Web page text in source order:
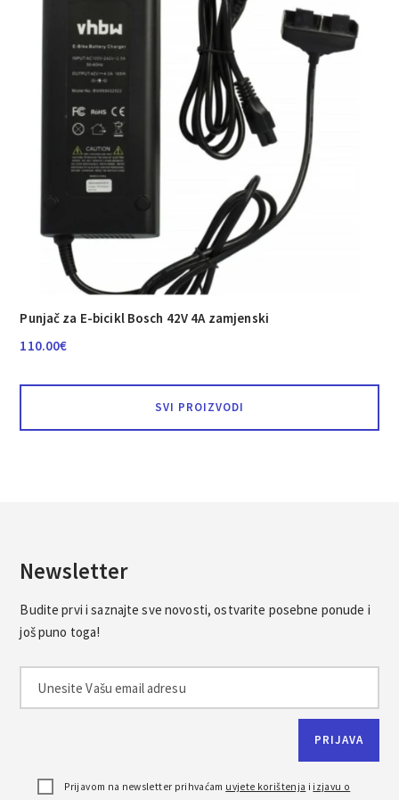
Punjač za E-bicikl Bosch 42V 4A zamjenski
110.00€
SVI PROIZVODI
Newsletter
Budite prvi i saznajte sve novosti, ostvarite posebne ponude i
još puno toga!
Prijavom na newsletter prihvaćam uvjete korištenja i izjavu o